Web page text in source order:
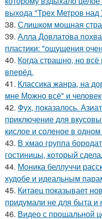
выхода "Трех Метров
38. Слишком мощная
39. Алла Довлатова
пластики: "ощущения
40. Когда страшно, но
вперёд.
41. Классика жанра, на
мне Можно всё" и
42. Фух, показалось.
приключение для
кислое и соленое в
43. В хмао группа
гостиницы, который
44. Моника беллуччи
худобе и идеальным
45. Китаец показывает
придумали не для быта и
46. Видео с прощальной